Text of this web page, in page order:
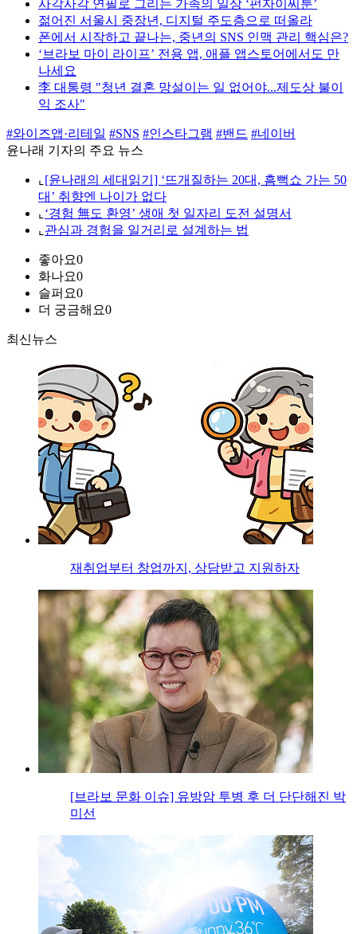
사각사각 연필로 그리는 가족의 일상 ‘펀자이씨툰’
젊어진 서울시 중장년, 디지털 주도층으로 떠올라
폰에서 시작하고 끝나는, 중년의 SNS 인맥 관리 핵심은?
‘브라보 마이 라이프’ 전용 앱, 애플 앱스토어에서도 만
나세요
李 대통령 "청년 결혼 망설이는 일 없어야...제도상 불이
익 조사"
#와이즈앱·리테일 #SNS #인스타그램 #밴드 #네이버
윤나래 기자의 주요 뉴스
⌞ [윤나래의 세대읽기] ‘뜨개질하는 20대, 흠뻑쇼 가는 50
대’ 취향엔 나이가 없다
⌞ ‘경험 無도 환영’ 생애 첫 일자리 도전 설명서
⌞ 관심과 경험을 일거리로 설계하는 법
좋아요0
화나요0
슬퍼요0
더 궁금해요0
최신뉴스
재취업부터 창업까지, 상담받고 지원하자
[브라보 문화 이슈] 유방암 투병 후 더 단단해진 박
미선